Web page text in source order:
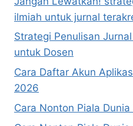
ilmiah untuk jurnal
Strategi Penulisan
untuk Dosen
Cara Daftar Akun
2026
Cara Nonton Piala